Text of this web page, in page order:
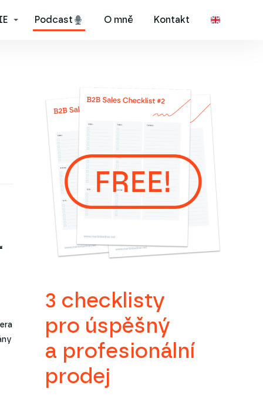
Podcast O mně Kontakt
3 checklisty
pro úspěšný
a profesionální
prodej